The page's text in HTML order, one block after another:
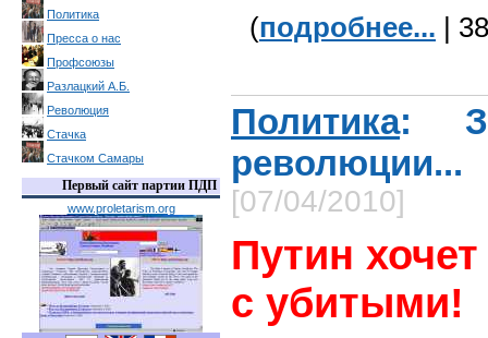
Политика
Пресса о нас
Профсоюзы
Разлацкий А.Б.
Революция
Стачка
Стачком Самары
Первый сайт партии ПДП
www.proletarism.org
(подробнее... |
Политика:
революции...
[07/04/2010]
Путин
с убитыми!